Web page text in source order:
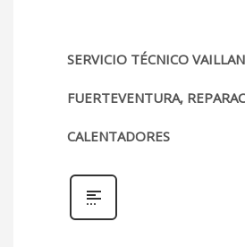
SERVICIO TÉCNICO
FUERTEVENTURA,
CALENTADORES